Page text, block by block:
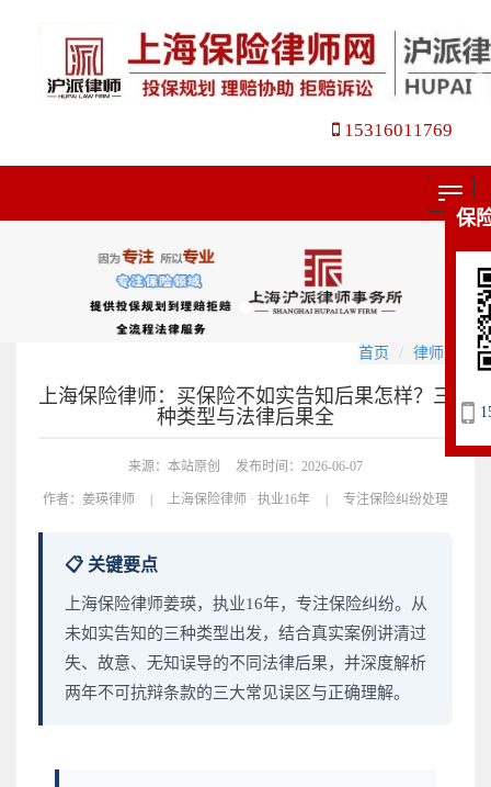
15316011769
菜
单
首页 律师文集
上海保险律师：买保险不如实告知后果怎样？三
种类型与法律后果全
来源：本站原创 发布时间：2026-06-07
作者： 姜瑛律师 | 上海保险律师 · 执业16年 | 专注保险纠纷处理
📋 关键要点
上海保险律师姜瑛，执业16年，专注保险纠纷。从
未如实告知的三种类型出发，结合真实案例讲清过
失、故意、无知误导的不同法律后果，并深度解析
两年不可抗辩条款的三大常见误区与正确理解。
保